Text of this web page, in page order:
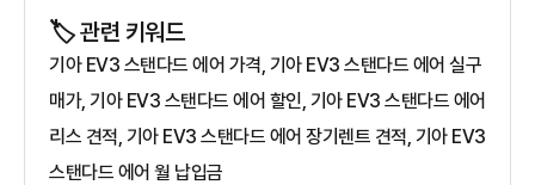
🏷️ 관련 키워드
기아 EV3 스탠다드 에어 가격, 기아 EV3 스탠다드 에어 실구
매가, 기아 EV3 스탠다드 에어 할인, 기아 EV3 스탠다드 에어
리스 견적, 기아 EV3 스탠다드 에어 장기렌트 견적, 기아 EV3
스탠다드 에어 월 납입금